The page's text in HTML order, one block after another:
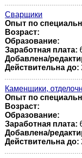
Сварщики
Опыт по
Возраст:
Образование:
Заработная плата:
Добавлена/
Действительна до:
Каменщики,
Опыт по
Возраст:
Образование:
Заработная плата:
Добавлена/
Действительна до: